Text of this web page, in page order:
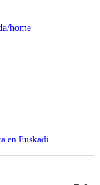
home
en Euskadi